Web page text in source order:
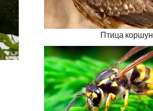
Птица коршун